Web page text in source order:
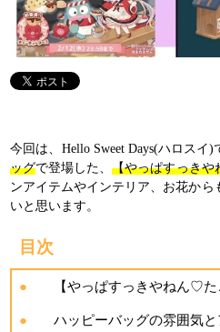
今回は、Hello Sweet Days(ハロスイ)
ッグで登場した、【やっぱすっき
ンアイテムやインテリア、お花か
いと思います。
目次
【やっぱすっきやねん♡た
ハッピーバッグの雰囲気